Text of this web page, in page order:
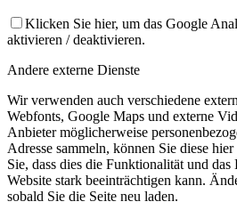
Klicken Sie hier, um das Google
aktivieren / deaktivieren.
Andere externe Dienste
Wir verwenden auch verschiedene
Webfonts, Google Maps und externe
Anbieter möglicherweise
Adresse sammeln, können Sie diese
Sie, dass dies die Funktionalität und
Website stark beeinträchtigen kann.
sobald Sie die Seite neu laden.